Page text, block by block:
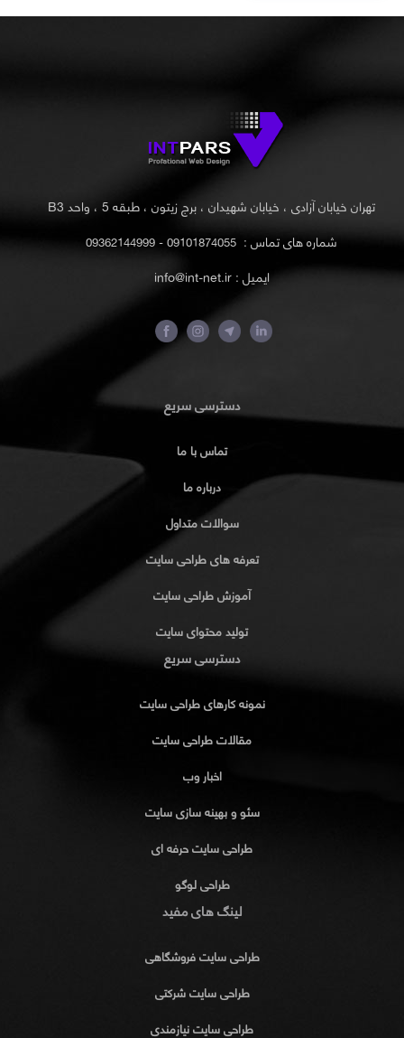
تهران خیابان آزادی ، خیابان شهیدان ، برج زیتون ، طبقه 5 ، واحد B3
شماره های تماس :
ایمیل : info@int-net.ir
دسترسی سریع
تماس با ما
درباره ما
سوالات متداول
تعرفه های طراحی سایت
آموزش طراحی سایت
تولید محتوای سایت
دسترسی سریع
نمونه کارهای طراحی سایت
مقالات طراحی سایت
اخبار وب
سئو و بهینه سازی سایت
طراحی سایت حرفه ای
طراحی لوگو
لینگ های مفید
طراحی سایت فروشگاهی
طراحی سایت شرکتی
طراحی سایت نیازمندی